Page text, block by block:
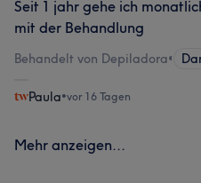
Seit 1 jahr gehe ich
mit der Behandlung
Behandelt von Depiladora•
Paula•vor 16 Tagen
Mehr anzeigen...